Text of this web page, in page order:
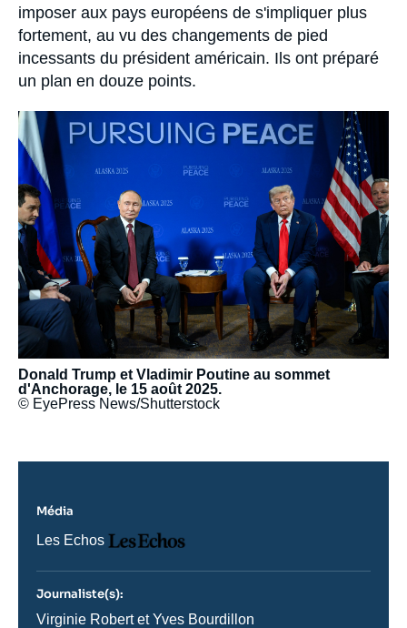
imposer aux pays européens de s'impliquer plus
fortement, au vu des changements de pied
incessants du président américain. Ils ont préparé
un plan en douze points.
Image
principale
médiatique
Donald Trump et Vladimir Poutine au sommet
d'Anchorage, le 15 août 2025.
© EyePress News/Shutterstock
Média
Nom
journal,
ou
émission
Les Echos
Logo
Journaliste(s):
Journaliste
Virginie Robert et Yves Bourdillon